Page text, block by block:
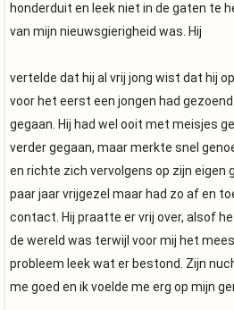
honderduit en leek niet in de gaten te
van mijn nieuwsgierigheid was. Hij
vertelde dat hij al vrij jong wist dat hij
voor het eerst een jongen had
gegaan. Hij had wel ooit met meisjes
verder gegaan, maar merkte snel
en richte zich vervolgens op zijn eigen
paar jaar vrijgezel maar had zo af en
contact. Hij praatte er vrij over, alsof
de wereld was terwijl voor mij het
probleem leek wat er bestond. Zijn
me goed en ik voelde me erg op mijn